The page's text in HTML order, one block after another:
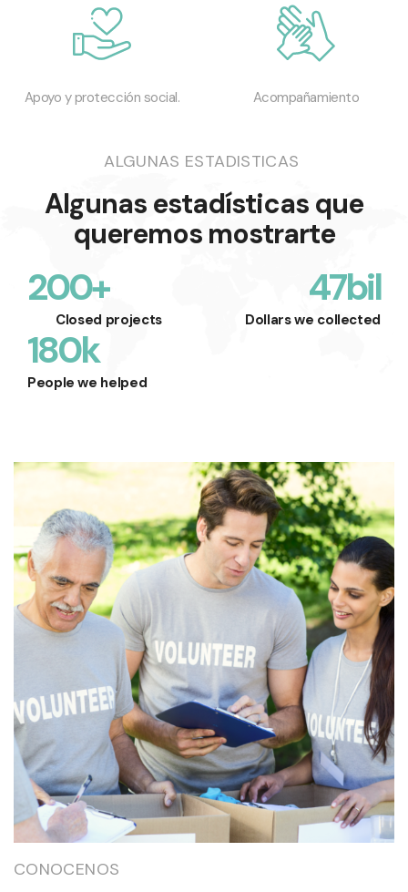
Apoyo y protección social. Acompañamiento
ALGUNAS ESTADISTICAS
Algunas estadísticas que
queremos mostrarte
200+
Closed projects
47bil
Dollars we collected
180k
People we helped
CONOCENOS